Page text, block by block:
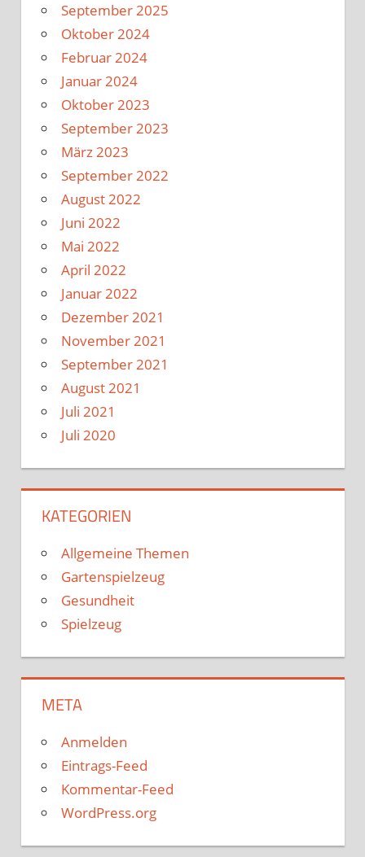
September 2025
Oktober 2024
Februar 2024
Januar 2024
Oktober 2023
September 2023
März 2023
September 2022
August 2022
Juni 2022
Mai 2022
April 2022
Januar 2022
Dezember 2021
November 2021
September 2021
August 2021
Juli 2021
Juli 2020
KATEGORIEN
Allgemeine Themen
Gartenspielzeug
Gesundheit
Spielzeug
META
Anmelden
Eintrags-Feed
Kommentar-Feed
WordPress.org